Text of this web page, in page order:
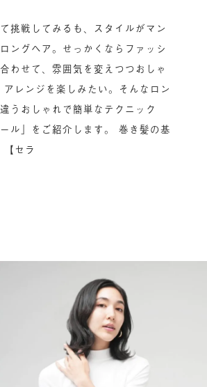
挑戦してみるも、スタイルがマン
ングヘア。せっかくならファッシ
わせて、雰囲気を変えつつおしゃ
レンジを楽しみたい。そんなロン
うおしゃれで簡単なテクニック
ール」をご紹介します。 巻き髪の基
セラ